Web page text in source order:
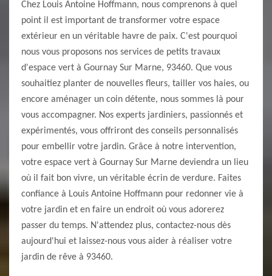
Chez Louis Antoine Hoffmann, nous comprenons à quel
point il est important de transformer votre espace
extérieur en un véritable havre de paix. C'est pourquoi
nous vous proposons nos services de petits travaux
d'espace vert à Gournay Sur Marne, 93460. Que vous
souhaitiez planter de nouvelles fleurs, tailler vos haies, ou
encore aménager un coin détente, nous sommes là pour
vous accompagner. Nos experts jardiniers, passionnés et
expérimentés, vous offriront des conseils personnalisés
pour embellir votre jardin. Grâce à notre intervention,
votre espace vert à Gournay Sur Marne deviendra un lieu
où il fait bon vivre, un véritable écrin de verdure. Faites
confiance à Louis Antoine Hoffmann pour redonner vie à
votre jardin et en faire un endroit où vous adorerez
passer du temps. N'attendez plus, contactez-nous dès
aujourd'hui et laissez-nous vous aider à réaliser votre
jardin de rêve à 93460.